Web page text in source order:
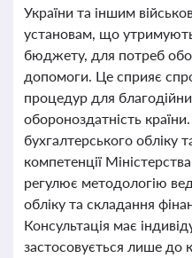
України та іншим
установам, що
бюджету, для потреб
допомоги. Це сприяє
процедур для
обороноздатність
бухгалтерського обліку
компетенції
регулює методологію
обліку та складання
Консультація має
застосовується лише до